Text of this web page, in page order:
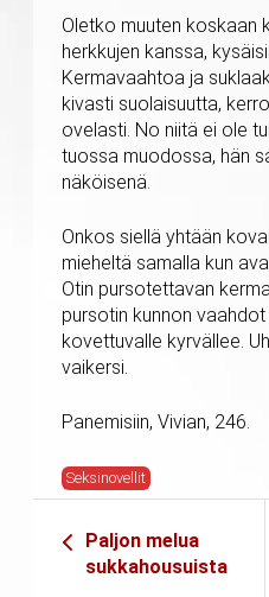
Oletko muuten koskaan
herkkujen kanssa,
Kermavaahtoa ja
kivasti suolaisuutta,
ovelasti. No niitä ei ole
tuossa muodossa, hän
näköisenä.
Onkos siellä yhtään
mieheltä samalla kun
Otin pursotettavan
pursotin kunnon
kovettuvalle kyrvällee.
vaikersi.
Panemisiin, Vivian, 246.
Seksinovellit
Paljon melua
sukkahousuista